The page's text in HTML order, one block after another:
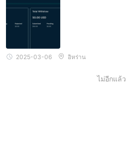
2025-03-06 อิหร่าน
ไม่อีกแล้ว